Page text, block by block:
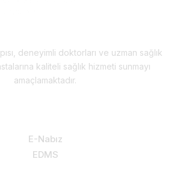
deneyimli doktorları ve uzman sağlık
kaliteli sağlık hizmeti sunmayı
amaçlamaktadır.
E-Nabız
EDMS